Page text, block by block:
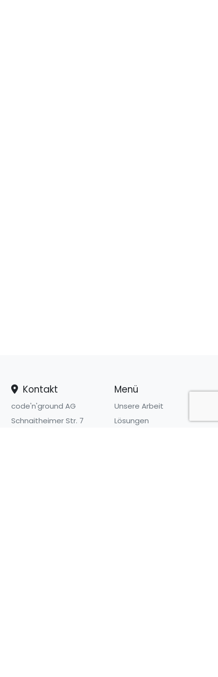
Kontakt
code'n'ground AG
Schnaitheimer Str. 7
Menü
Unsere Arbeit
Lösungen